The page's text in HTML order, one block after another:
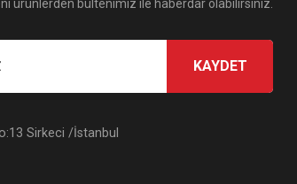
ürünlerden bültenimiz ile haberdar olabilirsiniz.
KAYDET
Sirkeci /İstanbul